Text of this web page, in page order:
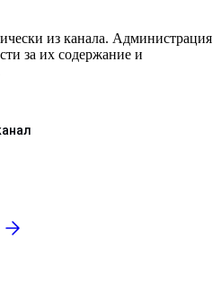
из канала. Администрация
за их содержание и